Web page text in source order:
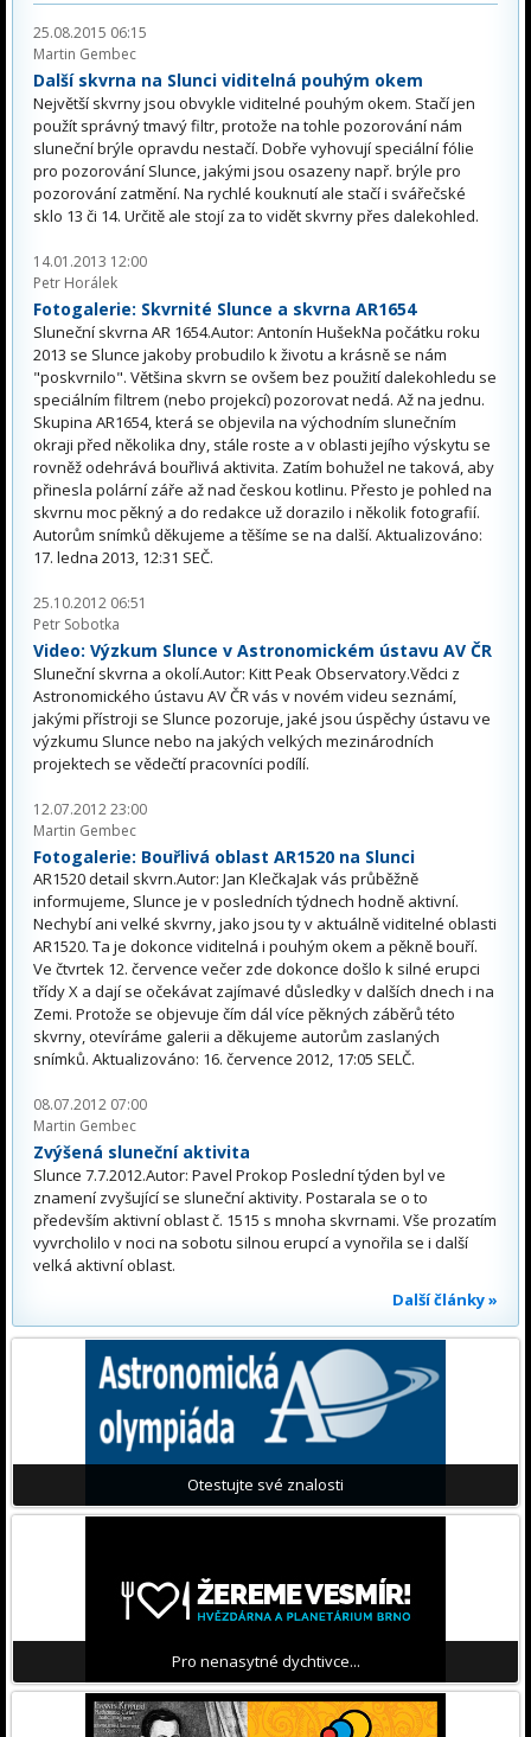
25.08.2015 06:15
Martin Gembec
Další skvrna na Slunci viditelná pouhým okem
Největší skvrny jsou obvykle viditelné pouhým okem. Stačí jen
použít správný tmavý filtr, protože na tohle pozorování nám
sluneční brýle opravdu nestačí. Dobře vyhovují speciální fólie
pro pozorování Slunce, jakými jsou osazeny např. brýle pro
pozorování zatmění. Na rychlé kouknutí ale stačí i svářečské
sklo 13 či 14. Určitě ale stojí za to vidět skvrny přes dalekohled.
14.01.2013 12:00
Petr Horálek
Fotogalerie: Skvrnité Slunce a skvrna AR1654
Sluneční skvrna AR 1654.Autor: Antonín HušekNa počátku roku
2013 se Slunce jakoby probudilo k životu a krásně se nám
"poskvrnilo". Většina skvrn se ovšem bez použití dalekohledu se
speciálním filtrem (nebo projekcí) pozorovat nedá. Až na jednu.
Skupina AR1654, která se objevila na východním slunečním
okraji před několika dny, stále roste a v oblasti jejího výskytu se
rovněž odehrává bouřlivá aktivita. Zatím bohužel ne taková, aby
přinesla polární záře až nad českou kotlinu. Přesto je pohled na
skvrnu moc pěkný a do redakce už dorazilo i několik fotografií.
Autorům snímků děkujeme a těšíme se na další. Aktualizováno:
17. ledna 2013, 12:31 SEČ.
25.10.2012 06:51
Petr Sobotka
Video: Výzkum Slunce v Astronomickém ústavu AV ČR
Sluneční skvrna a okolí.Autor: Kitt Peak Observatory.Vědci z
Astronomického ústavu AV ČR vás v novém videu seznámí,
jakými přístroji se Slunce pozoruje, jaké jsou úspěchy ústavu ve
výzkumu Slunce nebo na jakých velkých mezinárodních
projektech se vědečtí pracovníci podílí.
12.07.2012 23:00
Martin Gembec
Fotogalerie: Bouřlivá oblast AR1520 na Slunci
AR1520 detail skvrn.Autor: Jan KlečkaJak vás průběžně
informujeme, Slunce je v posledních týdnech hodně aktivní.
Nechybí ani velké skvrny, jako jsou ty v aktuálně viditelné oblasti
AR1520. Ta je dokonce viditelná i pouhým okem a pěkně bouří.
Ve čtvrtek 12. července večer zde dokonce došlo k silné erupci
třídy X a dají se očekávat zajímavé důsledky v dalších dnech i na
Zemi. Protože se objevuje čím dál více pěkných záběrů této
skvrny, otevíráme galerii a děkujeme autorům zaslaných
snímků. Aktualizováno: 16. července 2012, 17:05 SELČ.
08.07.2012 07:00
Martin Gembec
Zvýšená sluneční aktivita
Slunce 7.7.2012.Autor: Pavel Prokop Poslední týden byl ve
znamení zvyšující se sluneční aktivity. Postarala se o to
především aktivní oblast č. 1515 s mnoha skvrnami. Vše prozatím
vyvrcholilo v noci na sobotu silnou erupcí a vynořila se i další
velká aktivní oblast.
Další články »
Otestujte své znalosti
Pro nenasytné dychtivce...